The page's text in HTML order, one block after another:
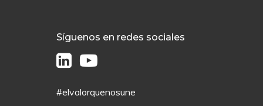
Síguenos en redes sociales
#elvalorquenosune